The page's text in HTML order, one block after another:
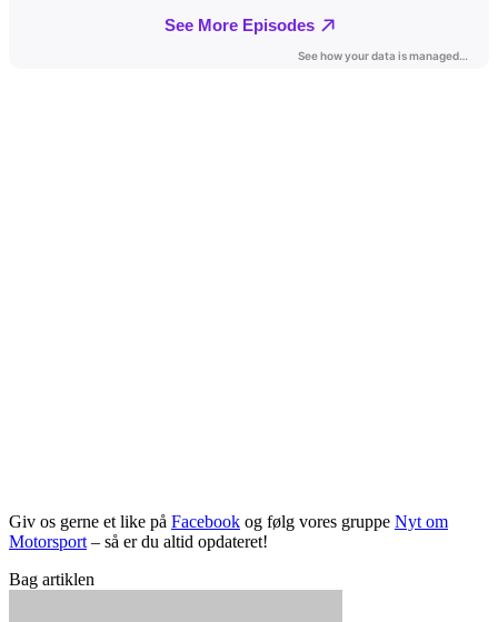
Giv os gerne et like på Facebook og følg vores gruppe Nyt om
Motorsport – så er du altid opdateret!
Bag artiklen